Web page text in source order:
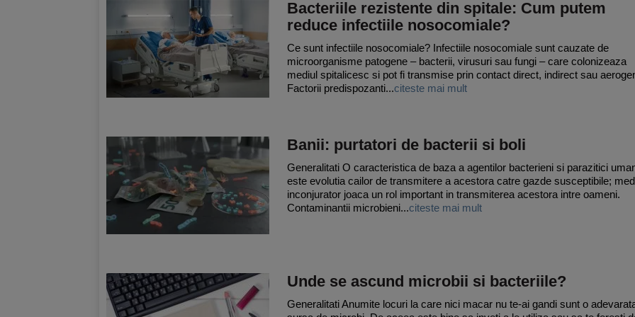
Bacteriile rezistente din spitale: Cum putem
reduce infectiile nosocomiale?
Ce sunt infectiile nosocomiale? Infectiile nosocomiale sunt cauzate de
microorganisme patogene – bacterii, virusuri sau fungi – care colonizeaza
mediul spitalicesc si pot fi transmise prin contact direct, indirect sau
Factorii predispozanti...citeste mai mult
Banii: purtatori de bacterii si boli
Generalitati O caracteristica de baza a agentilor bacterieni si parazitici
este evolutia cailor de transmitere a acestora catre gazde susceptibile;
inconjurator joaca un rol important in transmiterea acestora intre oameni.
Contaminantii microbieni...citeste mai mult
Unde se ascund microbii si bacteriile?
Generalitati Anumite locuri la care nici macar nu te-ai gandi sunt o